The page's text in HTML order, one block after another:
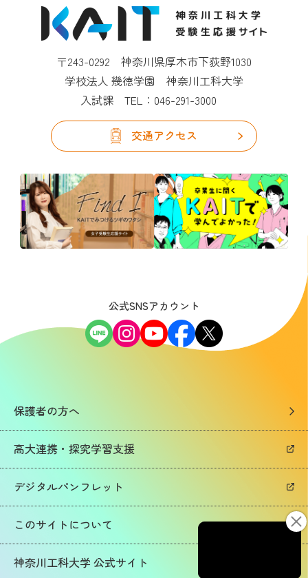
〒243-0292 神奈川県厚木市下荻野1030
学校法人 幾徳学園 神奈川工科大学
入試課 TEL： 046-291-3000
交通アクセス
公式SNSアカウント
保護者の方へ
高大連携・探究学習支援
デジタルパンフレット
このサイトについて
神奈川工科大学 公式サイト